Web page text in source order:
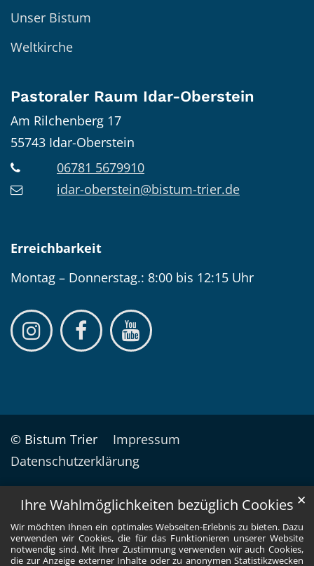
Ihre Wahlmöglichkeiten bezüglich Cookies
Wir möchten Ihnen ein optimales Webseiten-Erlebnis zu bieten. Dazu
verwenden wir Cookies, die für das Funktionieren unserer Website
notwendig sind. Mit Ihrer Zustimmung verwenden wir auch Cookies,
die zur Anzeige externer Inhalte oder zu anonymen Statistikzwecken
✕
Unser Bistum
Weltkirche
Pastoraler Raum Idar-Oberstein
Am Rilchenberg 17
55743 Idar-Oberstein
06781 5679910
idar-oberstein@bistum-trier.de
Erreichbarkeit
Montag – Donnerstag.: 8:00 bis 12:15 Uhr
© Bistum Trier
Impressum
Datenschutzerklärung